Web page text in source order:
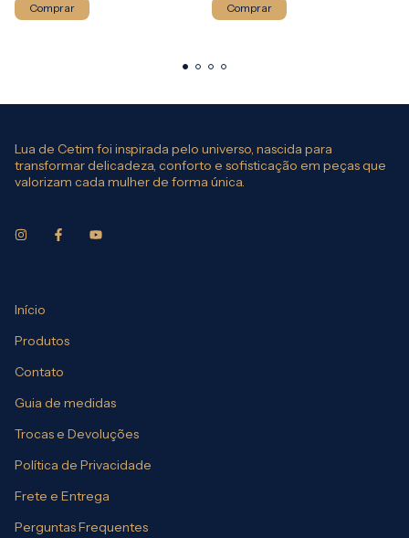
Comprar Comprar
Lua de Cetim foi inspirada pelo universo, nascida para
transformar delicadeza, conforto e sofisticação em peças que
valorizam cada mulher de forma única.
Início
Produtos
Contato
Guia de medidas
Trocas e Devoluções
Política de Privacidade
Frete e Entrega
Perguntas Frequentes